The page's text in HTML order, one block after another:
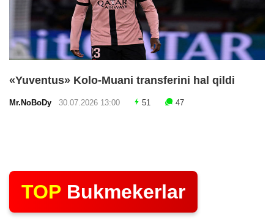
«Yuventus» Kolo-Muani transferini hal qildi
Mr.NoBoDy 30.07.2026 13:00 51 47
TOP Bukmekerlar